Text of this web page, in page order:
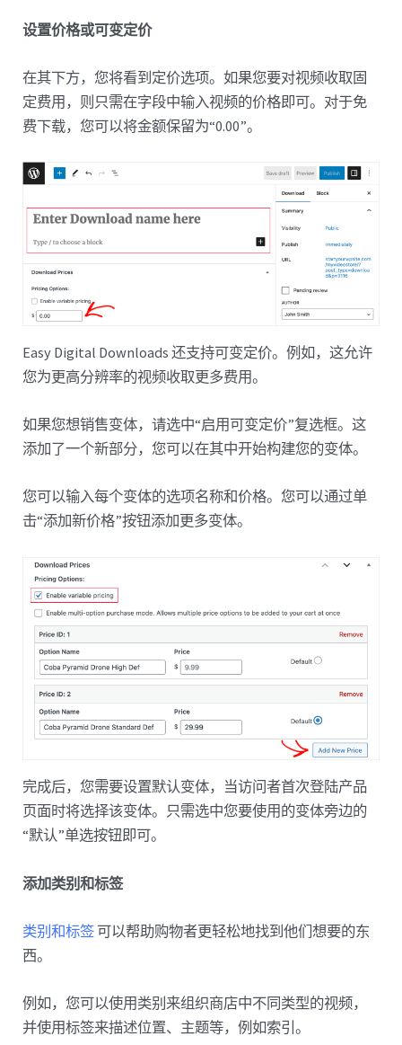
设置价格或可变定价
在其下方，您将看到定价选项。如果您要对视频收取固
定费用，则只需在字段中输入视频的价格即可。对于免
费下载，您可以将金额保留为“0.00”。
Easy Digital Downloads 还支持可变定价。例如，这允许
您为更高分辨率的视频收取更多费用。
如果您想销售变体，请选中“启用可变定价”复选框。这
添加了一个新部分，您可以在其中开始构建您的变体。
您可以输入每个变体的选项名称和价格。您可以通过单
击“添加新价格”按钮添加更多变体。
完成后，您需要设置默认变体，当访问者首次登陆产品
页面时将选择该变体。只需选中您要使用的变体旁边的
“默认”单选按钮即可。
添加类别和标签
类别和标签 可以帮助购物者更轻松地找到他们想要的东
西。
例如，您可以使用类别来组织商店中不同类型的视频，
并使用标签来描述位置、主题等，例如索引。